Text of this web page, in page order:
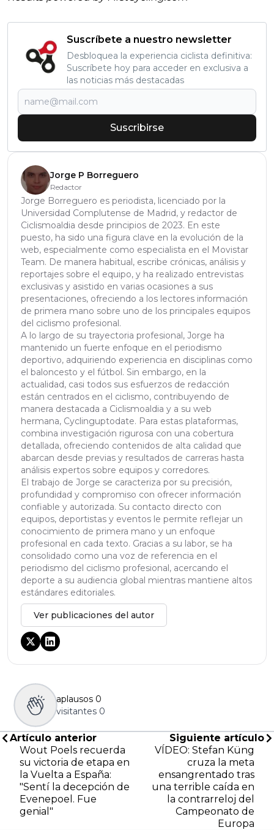
Suscríbete a nuestro newsletter
Desbloquea la experiencia ciclista definitiva:
Suscríbete hoy para acceder en exclusiva a
las noticias más destacadas
Suscribirse
Jorge P Borreguero
Redactor
Jorge Borreguero es periodista, licenciado por la
Universidad Complutense de Madrid, y redactor de
Ciclismoaldia desde principios de 2023. En este
puesto, ha sido una figura clave en la evolución de la
web, especialmente como especialista en el Movistar
Team. De manera habitual, escribe crónicas, análisis y
reportajes sobre el equipo, y ha realizado entrevistas
exclusivas y asistido en varias ocasiones a sus
presentaciones, ofreciendo a los lectores información
de primera mano sobre uno de los principales equipos
del ciclismo profesional.
A lo largo de su trayectoria profesional, Jorge ha
mantenido un fuerte enfoque en el periodismo
deportivo, adquiriendo experiencia en disciplinas como
el baloncesto y el fútbol. Sin embargo, en la
actualidad, casi todos sus esfuerzos de redacción
están centrados en el ciclismo, contribuyendo de
manera destacada a Ciclismoaldia y a su web
hermana, Cyclinguptodate. Para estas plataformas,
combina investigación rigurosa con una cobertura
detallada, ofreciendo contenidos de alta calidad que
abarcan desde previas y resultados de carreras hasta
análisis expertos sobre equipos y corredores.
El trabajo de Jorge se caracteriza por su precisión,
profundidad y compromiso con ofrecer información
confiable y autorizada. Su contacto directo con
equipos, deportistas y eventos le permite reflejar un
conocimiento de primera mano y un enfoque
profesional en cada texto. Gracias a su labor, se ha
consolidado como una voz de referencia en el
periodismo del ciclismo profesional, acercando el
deporte a su audiencia global mientras mantiene altos
estándares editoriales.
Ver publicaciones del autor
aplausos 0
visitantes 0
Artículo anterior
Wout Poels recuerda
su victoria de etapa en
la Vuelta a España:
"Sentí la decepción de
Evenepoel. Fue
genial"
Siguiente artículo
VÍDEO: Stefan Küng
cruza la meta
ensangrentado tras
una terrible caída en
la contrarreloj del
Campeonato de
Europa